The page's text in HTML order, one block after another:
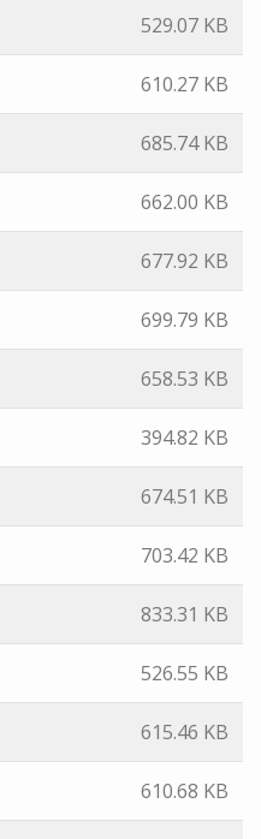
529.07 KB
610.27 KB
685.74 KB
662.00 KB
677.92 KB
699.79 KB
658.53 KB
394.82 KB
674.51 KB
703.42 KB
833.31 KB
526.55 KB
615.46 KB
610.68 KB